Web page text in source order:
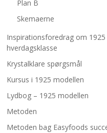
Plan B
Skemaerne
Inspirationsforedrag om
hverdagsklasse
Krystalklare spørgsmål
Kursus i 1925 modellen
Lydbog – 1925 modellen
Metoden
Metoden bag Easyfoods